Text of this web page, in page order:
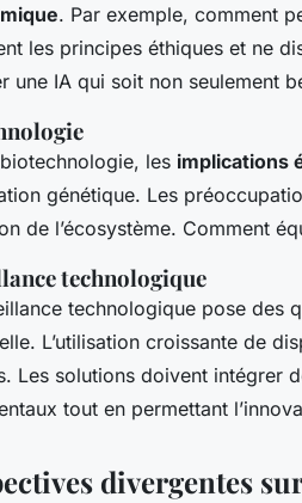
. Par exemple, comment
les principes éthiques et ne
une IA qui soit non seulement
les implications
génétique. Les
de l’écosystème. Comment
technologique
technologique pose des
L’utilisation croissante de
Les solutions doivent intégrer
tout en permettant
divergentes